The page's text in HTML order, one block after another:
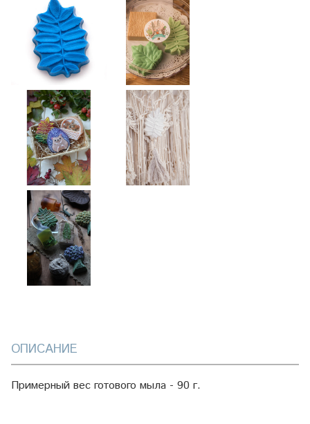
ОПИСАНИЕ
Примерный вес готового мыла - 90 г.